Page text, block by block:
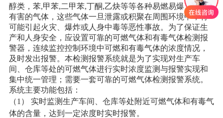
醇类，苯,甲苯,二甲苯,丁酮,乙炔等等各种易燃易爆、有毒
有害的气体，这些气体一旦泄露或积聚在周围环境中，将
可能引起火灾、爆炸或人身中毒等恶性事故。为了保证生
产和人身安全，应设置可靠的可燃气体和有毒气体检测报
警器，连续监控控制环境中可燃和有毒气体的浓度情况，
及时发出报警。本检测报警系统就是为了实现对生产车
间、仓库等处的可燃气体进行实时浓度监测与报警实现和
集中统一管理；需要一套可靠的可燃气体检测报警系统。
系统主要功能包括：
（1） 实时监测生产车间、仓库等处附近可燃气体和有毒气
体的含量，达到一定浓度时实时报警。